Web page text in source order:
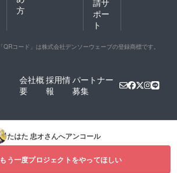
方
請サ
ポー
ト
「QRコード」は株式会社デンソーウェーブの登録商標です。
会社概
要
採用情
報
パートナー
募集
たはた 忠オさんへアンコール
もう一度プロジェクトをやってほしい